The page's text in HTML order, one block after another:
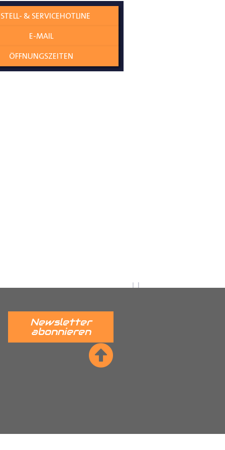
Verkleidungsteile werden
Türen zu Schützen
& SERVICEHOTLINE
E-MAIL
ÖFFNUNGSZEITEN
Newsletter
abonnieren